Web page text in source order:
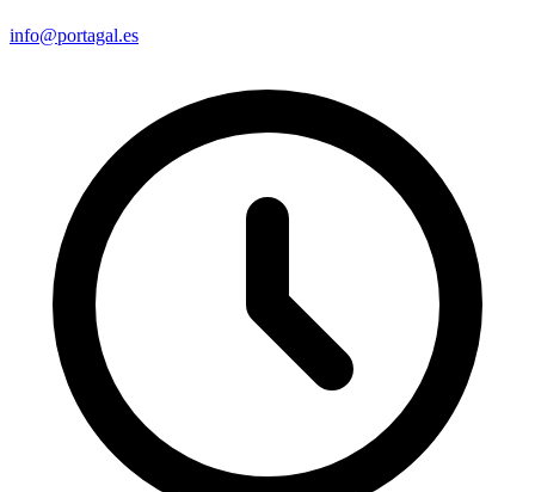
info@portagal.es